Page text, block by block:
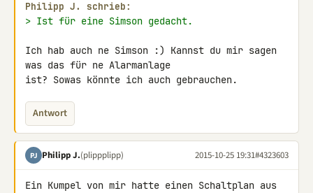
Philipp J. schrieb:
> Ist für eine Simson gedacht.
Ich hab auch ne Simson :) Kannst du mir sagen
was das für ne Alarmanlage
ist? Sowas könnte ich auch gebrauchen.
Antwort
PJ Philipp J.(plippplipp) 2015-10-25 19:31#4323603
Ein Kumpel von mir hatte einen Schaltplan aus